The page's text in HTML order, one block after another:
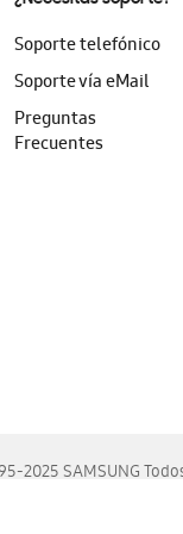
Soporte telefónico
Soporte vía eMail
Preguntas
Frecuentes
2025 SAMSUNG